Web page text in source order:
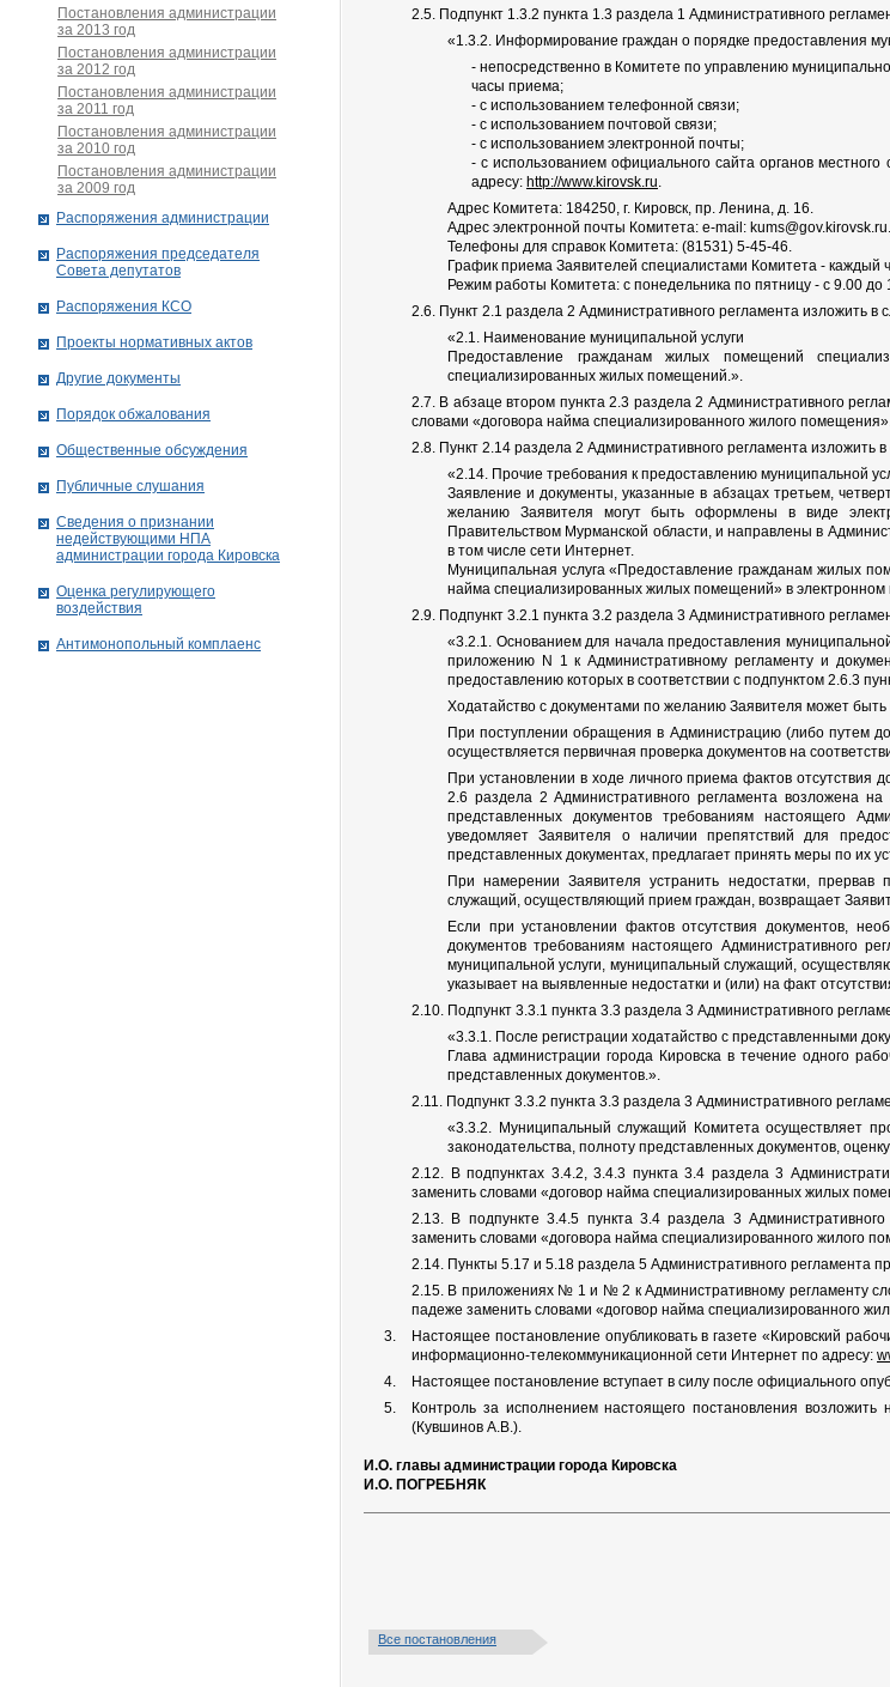
2.5. Подпункт 1.3.2 пункта 1.3 раздела 1 Административного
«1.3.2. Информирование граждан о порядке предоставления
- непосредственно в Комитете по управлению
часы приема;
- с использованием телефонной связи;
- с использованием почтовой связи;
- с использованием электронной почты;
- с использованием официального сайта органов
адресу: http://www.kirovsk.ru.
Адрес Комитета: 184250, г. Кировск, пр. Ленина, д. 16.
Адрес электронной почты Комитета: e-mail: kums@gov.kirovsk.ru.
Телефоны для справок Комитета: (81531) 5-45-46.
График приема Заявителей специалистами Комитета - каждый
Режим работы Комитета: с понедельника по пятницу - с 9.00
2.6. Пункт 2.1 раздела 2 Административного регламента изложить в
«2.1. Наименование муниципальной услуги
Предоставление гражданам жилых помещений
специализированных жилых помещений.».
2.7. В абзаце втором пункта 2.3 раздела 2 Административного
словами «договора найма специализированного жилого
2.8. Пункт 2.14 раздела 2 Административного регламента изложить
«2.14. Прочие требования к предоставлению муниципальной
Заявление и документы, указанные в абзацах третьем,
желанию Заявителя могут быть оформлены в виде
Правительством Мурманской области, и направлены в
в том числе сети Интернет.
Муниципальная услуга «Предоставление гражданам жилых
найма специализированных жилых помещений» в
2.9. Подпункт 3.2.1 пункта 3.2 раздела 3 Административного
«3.2.1. Основанием для начала предоставления
приложению N 1 к Административному регламенту и
предоставлению которых в соответствии с подпунктом 2.6.3
Ходатайство с документами по желанию Заявителя может
При поступлении обращения в Администрацию (либо путем
осуществляется первичная проверка документов на
При установлении в ходе личного приема фактов отсутствия
2.6 раздела 2 Административного регламента возложена
представленных документов требованиям настоящего
уведомляет Заявителя о наличии препятствий для
представленных документах, предлагает принять меры по их
При намерении Заявителя устранить недостатки, прервав
служащий, осуществляющий прием граждан, возвращает
Если при установлении фактов отсутствия документов,
документов требованиям настоящего Административного
муниципальной услуги, муниципальный служащий,
указывает на выявленные недостатки и (или) на факт
2.10. Подпункт 3.3.1 пункта 3.3 раздела 3 Административного
«3.3.1. После регистрации ходатайство с представленными
Глава администрации города Кировска в течение одного
представленных документов.».
2.11. Подпункт 3.3.2 пункта 3.3 раздела 3 Административного
«3.3.2. Муниципальный служащий Комитета осуществляет
законодательства, полноту представленных документов,
2.12. В подпунктах 3.4.2, 3.4.3 пункта 3.4 раздела 3
заменить словами «договор найма специализированных жилых
2.13. В подпункте 3.4.5 пункта 3.4 раздела 3
заменить словами «договора найма специализированного жилого
2.14. Пункты 5.17 и 5.18 раздела 5 Административного регламента
2.15. В приложениях № 1 и № 2 к Административному регламенту
падеже заменить словами «договор найма специализированного
Настоящее постановление опубликовать в газете «Кировский
информационно-телекоммуникационной сети Интернет по адресу:
Настоящее постановление вступает в силу после официального
Контроль за исполнением настоящего постановления
(Кувшинов А.В.).
И.О. главы администрации города Кировска
И.О. ПОГРЕБНЯК
Все постановления
Постановления администрации
за 2013 год
Постановления администрации
за 2012 год
Постановления администрации
за 2011 год
Постановления администрации
за 2010 год
Постановления администрации
за 2009 год
Распоряжения администрации
Распоряжения председателя
Совета депутатов
Распоряжения КСО
Проекты нормативных актов
Другие документы
Порядок обжалования
Общественные обсуждения
Публичные слушания
Сведения о признании
недействующими НПА
администрации города Кировскa
Оценка регулирующего
воздействия
Антимонопольный комплаенс